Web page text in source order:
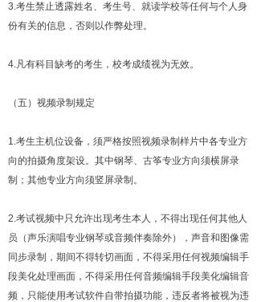
3.考生禁止透露姓名、考生号、就读学校等任何与个人身
份有关的信息，否则以作弊处理。
4.凡有科目缺考的考生，校考成绩视为无效。
（五）视频录制规定
1.考生主机位设备，须严格按照视频录制样片中各专业方
向的拍摄角度架设。其中钢琴、古筝专业方向须横屏录
制；其他专业方向须竖屏录制。
2.考试视频中只允许出现考生本人，不得出现任何其他人
员（声乐演唱专业钢琴或音频伴奏除外），声音和图像需
同步录制，期间不得转切画面，不得采用任何视频编辑手
段美化处理画面，不得采用任何音频编辑手段美化编辑音
频，只能使用考试软件自带拍摄功能，违反者将被视为违